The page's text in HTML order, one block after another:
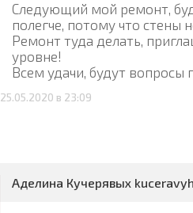
Следующий мой ремонт,
полегче, потому что стены
Ремонт туда делать,
уровне!
Всем удачи, будут вопросы
25.05.2020 в 23:09
Аделина Кучерявых